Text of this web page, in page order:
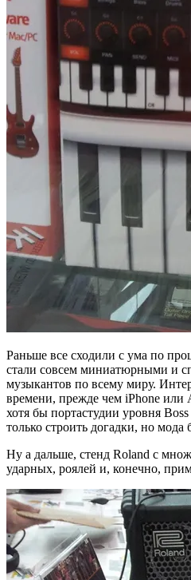
Раньше все сходили с ума по
стали совсем миниатюрными и
музыкантов по всему миру.
времени, прежде чем iPhone или
хотя бы портастудии уровня
только строить догадки, но мода
Ну а дальше, стенд Roland с
ударных, роялей и, конечно,